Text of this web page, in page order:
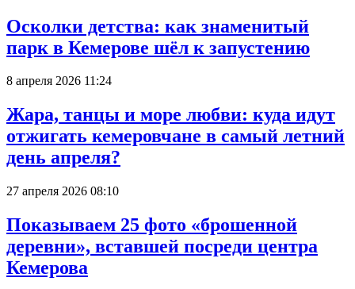
Осколки детства: как знаменитый
парк в Кемерове шёл к запустению
8 апреля 2026 11:24
Жара, танцы и море любви: куда идут
отжигать кемеровчане в самый летний
день апреля?
27 апреля 2026 08:10
Показываем 25 фото «брошенной
деревни», вставшей посреди центра
Кемерова